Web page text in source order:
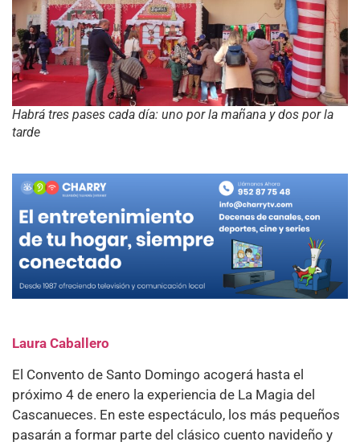
Habrá tres pases cada día: uno por la mañana y dos por la
tarde
Laura Caballero
El Convento de Santo Domingo acogerá hasta el
próximo 4 de enero la experiencia de La Magia del
Cascanueces. En este espectáculo, los más pequeños
pasarán a formar parte del clásico cuento navideño y